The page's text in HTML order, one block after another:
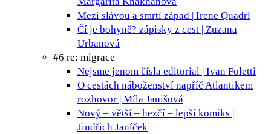
Mezi slávou a smrtí západ | Irene Quadri
Čí je bohyně? zápisky z cest | Zuzana
Urbanová
#6 re: migrace
Nejsme jenom čísla editorial | Ivan Foletti
O cestách náboženství napříč Atlantikem
rozhovor | Míla Janišová
Nový – větší – hezčí – lepší komiks |
Jindřich Janíček